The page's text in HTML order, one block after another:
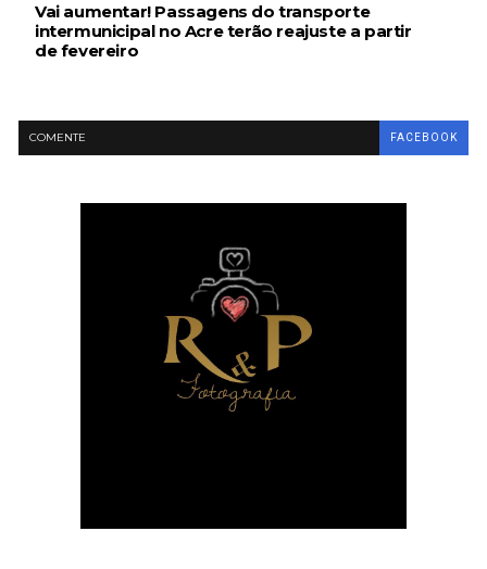
Vai aumentar! Passagens do transporte
intermunicipal no Acre terão reajuste a partir
de fevereiro
COMENTE FACEBOOK